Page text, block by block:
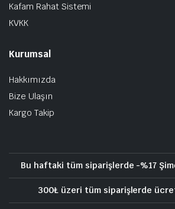
Kafam Rahat Sistemi
KVKK
Kurumsal
Hakkımızda
Bize Ulaşın
Kargo Takip
Bu haftaki tüm siparişlerde -%17
300₺ üzeri tüm siparişlerde